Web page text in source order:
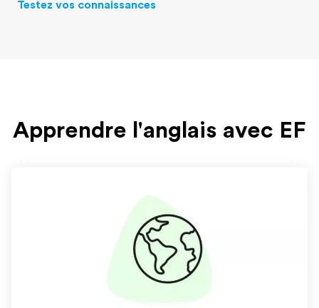
Testez vos connaissances
Apprendre l'anglais avec EF